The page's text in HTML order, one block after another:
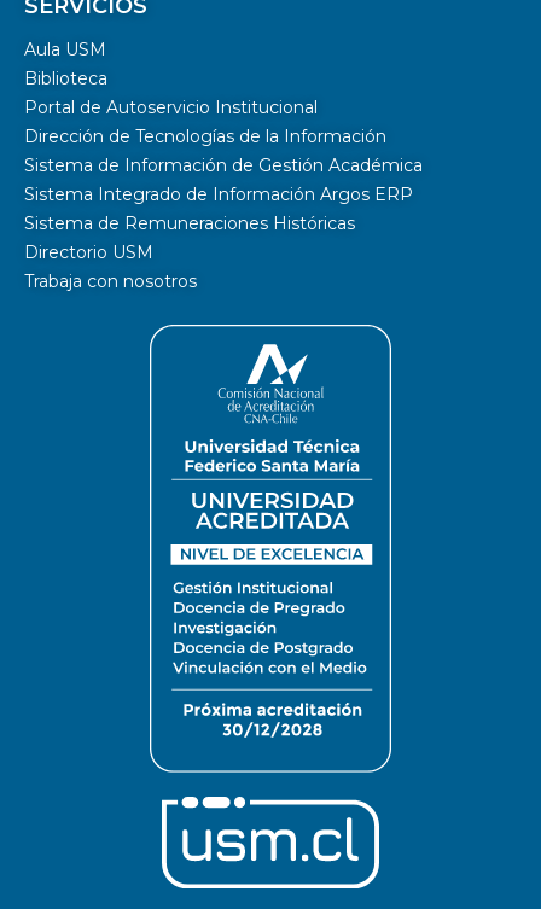
SERVICIOS
Aula USM
Biblioteca
Portal de Autoservicio Institucional
Dirección de Tecnologías de la Información
Sistema de Información de Gestión Académica
Sistema Integrado de Información Argos ERP
Sistema de Remuneraciones Históricas
Directorio USM
Trabaja con nosotros